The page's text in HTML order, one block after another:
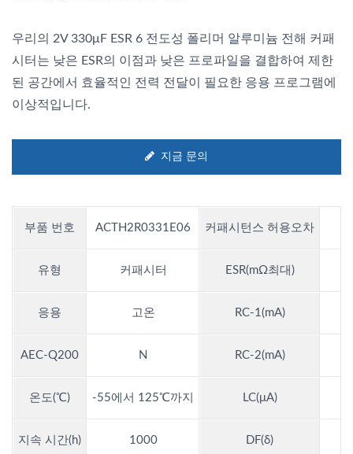
우리의 2V 330μF ESR 6 전도성 폴리머 알루미늄 전해 커패
시터는 낮은 ESR의 이점과 낮은 프로파일을 결합하여 제한
된 공간에서 효율적인 전력 전달이 필요한 응용 프로그램에
이상적입니다.
지금 문의
부품 번호 ACTH2R0331E06 커패시턴스 허용오차
유형 커패시터 ESR(mΩ최대)
응용 고온 RC-1(mA)
AEC-Q200 N RC-2(mA)
온도(℃) -55에서 125℃까지 LC(μA)
지속 시간(h) 1000 DF(δ)